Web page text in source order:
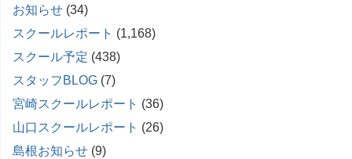
お知らせ (34)
スクールレポート (1,168)
スクール予定 (438)
スタッフBLOG (7)
宮崎スクールレポート (36)
山口スクールレポート (26)
島根お知らせ (9)